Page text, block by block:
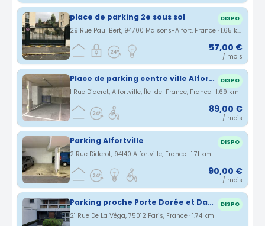
place de parking 2e sous sol DISPO
29 Rue Paul Bert, 94700 Maisons-Alfort, France · 1.65 km
57,00 €
/ mois
Place de parking centre ville Alfortville DISPO
1 Rue Diderot, Alfortville, Île-de-France, France · 1.69 km
89,00 €
/ mois
Parking Alfortville DISPO
2 Rue Diderot, 94140 Alfortville, France · 1.71 km
90,00 €
/ mois
Parking proche Porte Dorée et Daumesnil (75012) DISPO
21 Rue De La Véga, 75012 Paris, France · 1.74 km